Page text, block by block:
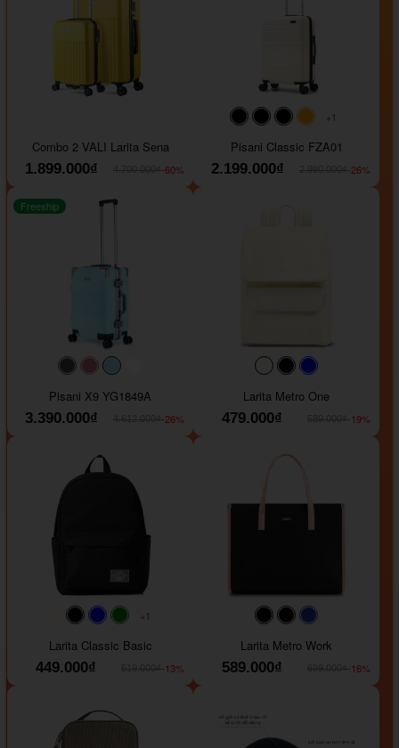
Combo 2 VALI Larita Sena
1.899.000₫
-60%
#000000#000000#000000
+1
Pisani Classic FZA01
2.199.000₫
-26%
#40454a#b76e79
Freeship
Pisani X9 YG1849A
3.390.000₫
-26%
#faf0e6#000000
Larita Metro One
479.000₫
-19%
#faf0e6#000000#0000FF
+1
Larita Classic Basic
449.000₫
-13%
#000000#000000
Larita Metro Work
589.000₫
-16%